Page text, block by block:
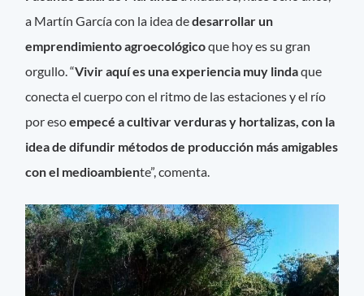
a Martín García con la idea dedesarrollar un
emprendimiento agroecológicoque hoy es su gran
orgullo. “Vivir aquí es una experiencia muy lindaque
conecta el cuerpo con el ritmo de las estaciones y el río
por esoempecé a cultivar verduras y hortalizas, con la
idea de difundir métodos de producción más amigables
con el medioambiente”, comenta.